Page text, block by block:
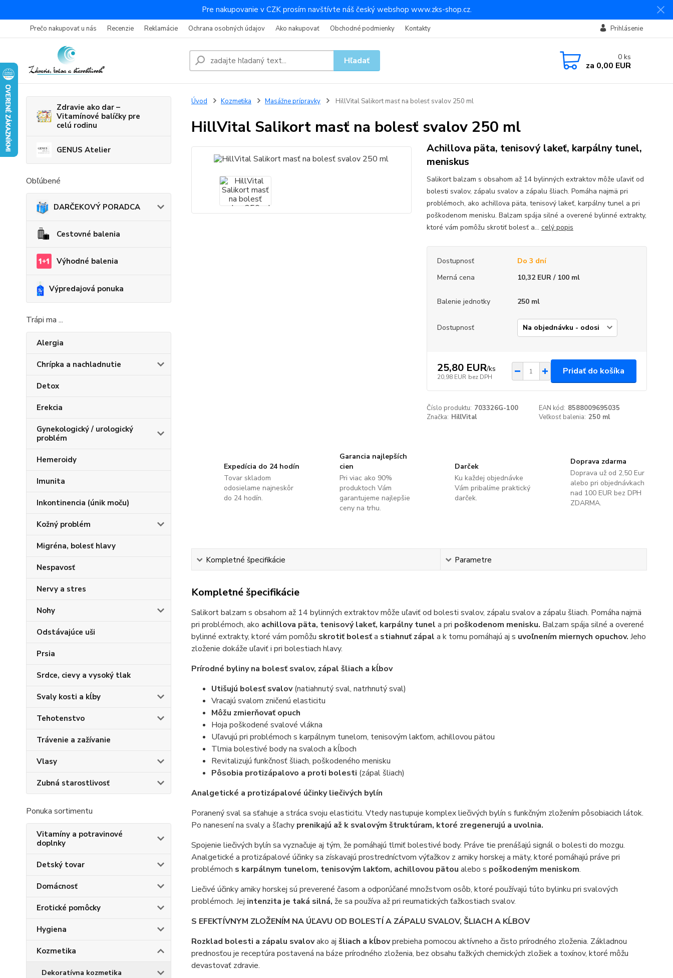
Pre nakupovanie v CZK prosím navštívte náš český webshop www.zks-shop.cz.
Prečo nakupovať u nás Recenzie Reklamácie Ochrana osobných údajov Ako nakupovať Obchodné podmienky Kontakty Prihlásenie
Hľadať 0 ks
za 0,00 EUR
Zdravie ako dar –
Vitamínové balíčky pre
celú rodinu
GENUS Atelier
Obľúbené
DARČEKOVÝ PORADCA
Cestovné balenia
Výhodné balenia
Výpredajová ponuka
Trápi ma ...
Alergia
Chrípka a nachladnutie
Detox
Erekcia
Gynekologický / urologický
problém
Hemeroidy
Imunita
Inkontinencia (únik moču)
Kožný problém
Migréna, bolesť hlavy
Nespavosť
Nervy a stres
Nohy
Odstávajúce uši
Prsia
Srdce, cievy a vysoký tlak
Svaly kosti a kĺby
Tehotenstvo
Trávenie a zažívanie
Vlasy
Zubná starostlivosť
Ponuka sortimentu
Vitamíny a potravinové
doplnky
Detský tovar
Domácnosť
Erotické pomôcky
Hygiena
Kozmetika
Dekoratívna kozmetika
Úvod Kozmetika Masážne prípravky HillVital Salikort masť na bolesť svalov 250 ml
HillVital Salikort masť na bolesť svalov 250 ml
Achillova päta, tenisový lakeť, karpálny tunel,
meniskus
Salikort balzam s obsahom až 14 bylinných extraktov môže uľaviť od
bolesti svalov, zápalu svalov a zápalu šliach. Pomáha najmä pri
problémoch, ako achillova päta, tenisový lakeť, karpálny tunel a pri
poškodenom menisku. Balzam spája silné a overené bylinné extrakty,
ktoré vám pomôžu skrotiť bolesť a... celý popis
Dostupnosť
Do 3 dní
Merná cena
10,32 EUR / 100 ml
Balenie jednotky 250 ml
Dostupnosť
25,80 EUR/ks
20,98 EUR bez DPH
Pridať do košíka
Číslo produktu: 703326G-100 EAN kód: 8588009695035
Značka: HillVital Veľkosť balenia: 250 ml
Expedícia do 24 hodín
Tovar skladom
odosielame najneskôr
do 24 hodín.
Garancia najlepších
cien
Pri viac ako 90%
produktoch Vám
garantujeme najlepšie
ceny na trhu.
Darček
Ku každej objednávke
Vám pribalíme praktický
darček.
Doprava zdarma
Doprava už od 2,50 Eur
alebo pri objednávkach
nad 100 EUR bez DPH
ZDARMA.
Kompletné špecifikácie Parametre
Kompletné špecifikácie
Salikort balzam s obsahom až 14 bylinných extraktov môže uľaviť od bolesti svalov, zápalu svalov a zápalu šliach. Pomáha najmä
pri problémoch, ako achillova päta, tenisový lakeť, karpálny tunel a pri poškodenom menisku. Balzam spája silné a overené
bylinné extrakty, ktoré vám pomôžu skrotiť bolesťa stiahnuť zápal a k tomu pomáhajú aj s uvoľnením miernych opuchov. Jeho
zloženie dokáže uľaviť i pri bolestiach hlavy.
Prírodné byliny na bolesť svalov, zápal šliach a kĺbov
Utišujú bolesť svalov(natiahnutý sval, natrhnutý sval)
Vracajú svalom zničenú elasticitu
Môžu zmierňovať opuch
Hoja poškodené svalové vlákna
Uľavujú pri problémoch s karpálnym tunelom, tenisovým lakťom, achillovou pätou
Tlmia bolestivé body na svaloch a kĺboch
Revitalizujú funkčnosť šliach, poškodeného menisku
Pôsobia protizápalovo a proti bolesti (zápal šliach)
Analgetické a protizápalové účinky liečivých bylín
Poranený sval sa sťahuje a stráca svoju elasticitu. Vtedy nastupuje komplex liečivých bylín s funkčným zložením pôsobiacich látok.
Po nanesení na svaly a šľachy prenikajú až k svalovým štruktúram, ktoré zregenerujú a uvolnia.
Spojenie liečivých bylín sa vyznačuje aj tým, že pomáhajú tlmiť bolestivé body. Práve tie prenášajú signál o bolesti do mozgu.
Analgetické a protizápalové účinky sa získavajú prostredníctvom výťažkov z arniky horskej a mäty, ktoré pomáhajú práve pri
problémoch s karpálnym tunelom, tenisovým lakťom, achillovou pätou alebo s poškodeným meniskom.
Liečivé účinky arniky horskej sú preverené časom a odporúčané množstvom osôb, ktoré používajú túto bylinku pri svalových
problémoch. Jej intenzita je taká silná, že sa používa až pri reumatických ťažkostiach svalov.
S EFEKTÍVNYM ZLOŽENÍM NA ÚĽAVU OD BOLESTÍ A ZÁPALU SVALOV, ŠLIACH A KĹBOV
Rozklad bolesti a zápalu svalovako aj šliach a kĺbovprebieha pomocou aktívneho a čisto prírodného zloženia. Základnou
prednosťou je receptúra postavená na báze prírodného zloženia, bez obsahu ťažkých chemických zložiek a toxínov, ktoré môžu
devastovať zdravie.